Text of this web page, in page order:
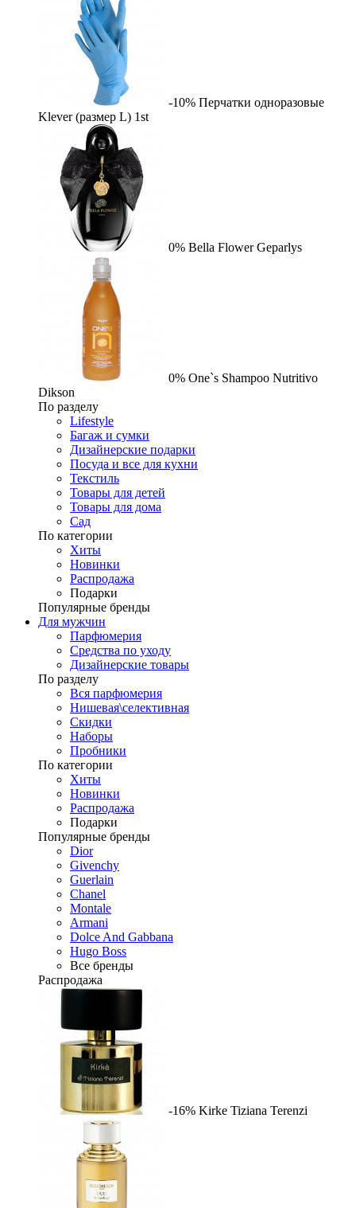
-10% Перчатки одноразовые
Klever (размер L) 1st
0% Bella Flower Geparlys
0% One`s Shampoo Nutritivo
Dikson
По разделу
Lifestyle
Багаж и сумки
Дизайнерские подарки
Посуда и все для кухни
Текстиль
Товары для детей
Товары для дома
Сад
По категории
Хиты
Новинки
Распродажа
Подарки
Популярные бренды
Для мужчин
Парфюмерия
Средства по уходу
Дизайнерские товары
По разделу
Вся парфюмерия
Нишевая\селективная
Скидки
Наборы
Пробники
По категории
Хиты
Новинки
Распродажа
Подарки
Популярные бренды
Dior
Givenchy
Guerlain
Chanel
Montale
Armani
Dolce And Gabbana
Hugo Boss
Все бренды
Распродажа
-16% Kirke Tiziana Terenzi